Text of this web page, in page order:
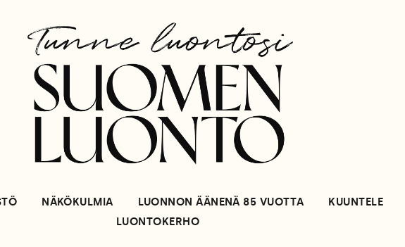
NÄKÖKULMIA LUONNON ÄÄNENÄ 85 VUOTTA KUUNTELE
LUONTOKERHO